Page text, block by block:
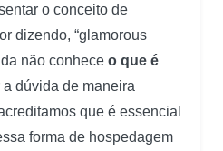
o conceito de
dizendo, “glamorous
não conhece o que é
a dúvida de maneira
que é essencial
forma de hospedagem